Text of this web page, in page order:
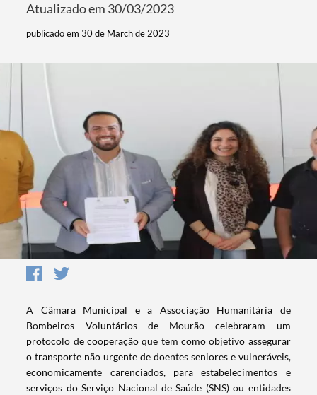
Atualizado em 30/03/2023
publicado em 30 de March de 2023
A Câmara Municipal e a Associação Humanitária de
Bombeiros Voluntários de Mourão celebraram um
protocolo de cooperação que tem como objetivo assegurar
o transporte não urgente de doentes seniores e vulneráveis,
economicamente carenciados, para estabelecimentos e
serviços do Serviço Nacional de Saúde (SNS) ou entidades